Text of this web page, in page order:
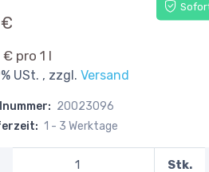
pro 1 l
USt. , zzgl. Versand
20023096
1 - 3 Werktage
Stk.